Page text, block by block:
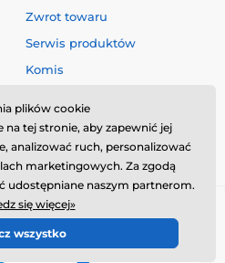
Zwrot towaru
Serwis produktów
Komis
Artykuły i aktualności
Oceny i recenzje
plików cookie
tej stronie, aby zapewnić jej
analizować ruch, personalizować
marketingowych. Za zgodą
udostępniane naszym partnerom.
się więcej»
wszystko